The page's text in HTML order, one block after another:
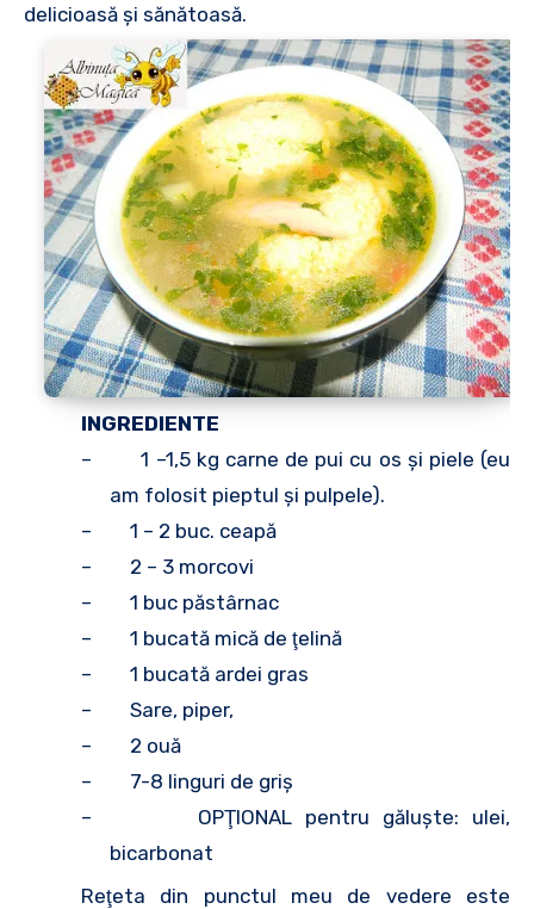
delicioasă şi sănătoasă.
INGREDIENTE
– 1 –1,5 kg carne de pui cu os şi piele (eu
am folosit pieptul şi pulpele).
– 1 – 2 buc. ceapă
– 2 – 3 morcovi
– 1 buc păstârnac
– 1 bucată mică de ţelină
– 1 bucată ardei gras
– Sare, piper,
– 2 ouă
– 7-8 linguri de griş
– OPŢIONAL pentru găluşte: ulei,
bicarbonat
Reţeta din punctul meu de vedere este